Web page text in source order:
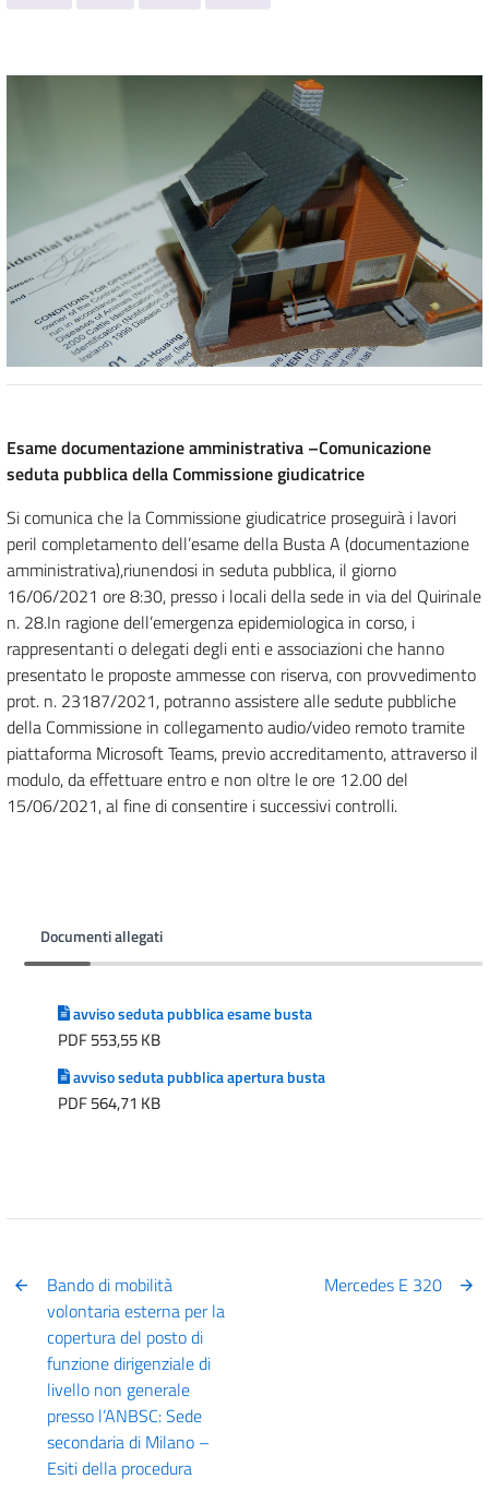
Esame documentazione amministrativa –Comunicazione
seduta pubblica dellaCommissione giudicatrice
Si comunica che la Commissione giudicatrice proseguirà i lavori
peril completamentodell’esame della Busta A (documentazione
amministrativa),riunendosi in seduta pubblica, il giorno
16/06/2021 ore8:30, presso i locali della sede in via del Quirinale
n. 28.In ragione dell’emergenzaepidemiologica in corso, i
rappresentanti o delegati degli enti eassociazioni che hanno
presentato le proposteammesse con riserva,con provvedimento
prot. n. 23187/2021, potranno assistere alle sedute pubbliche
della Commissione in collegamentoaudio/video remoto tramite
piattaforma Microsoft Teams, previo accreditamento,attraverso il
modulo, daeffettuareentro e non oltre leore 12.00del
15/06/2021, al fine di consentire i successivi controlli.
Documenti allegati
avviso seduta pubblica esame busta
PDF 553,55 KB
avviso seduta pubblica apertura busta
PDF 564,71 KB
Bando di mobilità
volontaria esterna per la
copertura del posto di
funzione dirigenziale di
livello non generale
presso l’ANBSC: Sede
secondaria di Milano –
Esiti della procedura
Mercedes E 320